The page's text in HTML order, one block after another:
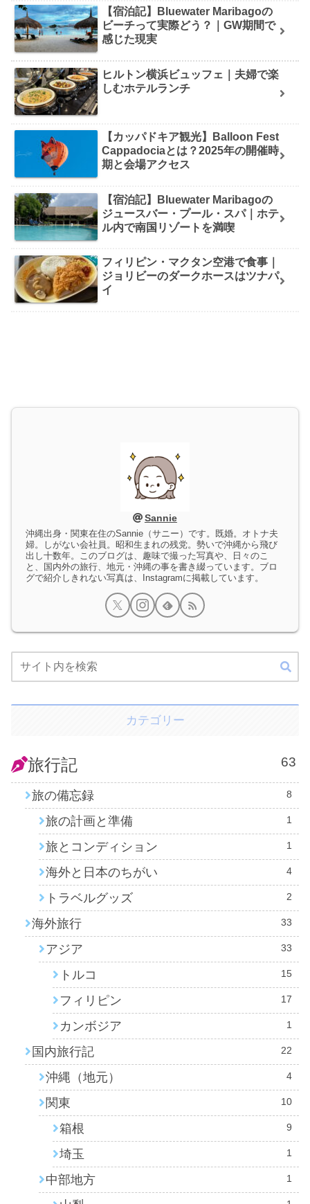
【宿泊記】Bluewater Maribagoの
ビーチって実際どう？｜GW期間で
感じた現実
ヒルトン横浜ビュッフェ｜夫婦で楽
しむホテルランチ
【カッパドキア観光】Balloon Fest
Cappadociaとは？2025年の開催時
期と会場アクセス
【宿泊記】Bluewater Maribagoの
ジュースバー・プール・スパ｜ホテ
ル内で南国リゾートを満喫
フィリピン・マクタン空港で食事｜
ジョリビーのダークホースはツナパ
イ
Sannie
沖縄出身・関東在住のSannie（サニー）です。既婚。オトナ夫
婦。しがない会社員。昭和生まれの残党。勢いで沖縄から飛び
出し十数年。このブログは、趣味で撮った写真や、日々のこ
と、国内外の旅行、地元・沖縄の事を書き綴っています。ブロ
グで紹介しきれない写真は、Instagramに掲載しています。
カテゴリー
旅行記 63
旅の備忘録 8
旅の計画と準備 1
旅とコンディション 1
海外と日本のちがい 4
トラベルグッズ 2
海外旅行 33
アジア 33
トルコ 15
フィリピン 17
カンボジア 1
国内旅行記 22
沖縄（地元） 4
関東 10
箱根 9
埼玉 1
中部地方 1